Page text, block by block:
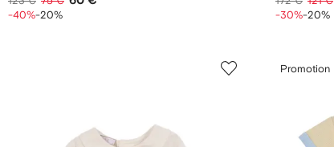
-40%-20% -30%-20%
Promotion